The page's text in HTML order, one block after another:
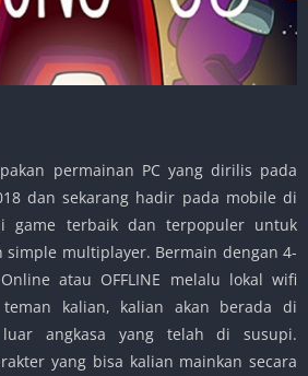
permainan PC yang dirilis pada
dan sekarang hadir pada mobile di
game terbaik dan terpopuler untuk
simple multiplayer. Bermain dengan 4-
atau OFFLINE melalu lokal wifi
kalian, kalian akan berada di
luar angkasa yang telah di susupi.
yang bisa kalian mainkan secara